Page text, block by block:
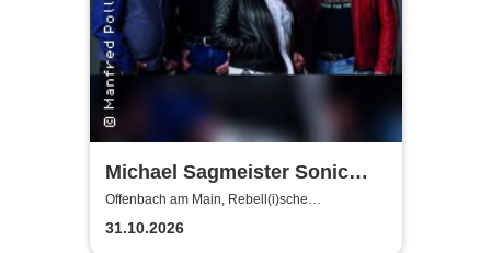
Michael Sagmeister Sonic
Dialogue - Quartett mit
Antonella D’Orio
Offenbach am Main, Rebell(i)sche
Studiobühne & Galerie
31.10.2026